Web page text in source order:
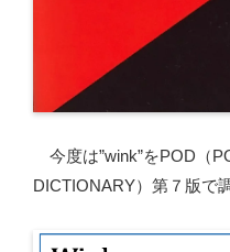
今度は”wink”をPOD（
DICTIONARY）第７版で